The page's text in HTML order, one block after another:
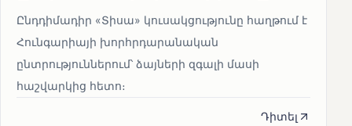
Ընդդիմադիր «Տիսա» կուսակցությունը հաղթում է
Հունգարիայի խորհրդարանական
ընտրություններում՝ ձայների զգալի մասի
հաշվարկից հետո։
Դիտել